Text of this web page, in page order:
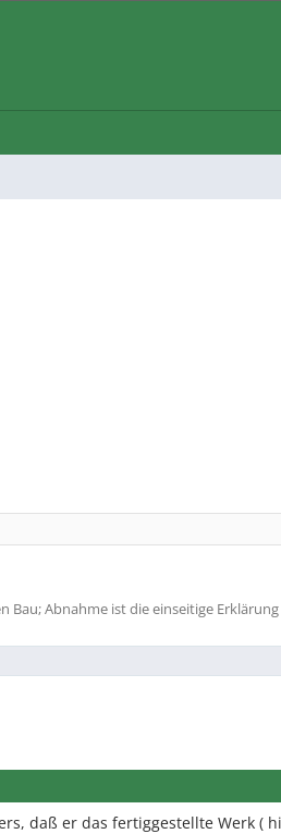
Bau; Abnahme ist die einseitige
daß er das fertiggestellte Werk (